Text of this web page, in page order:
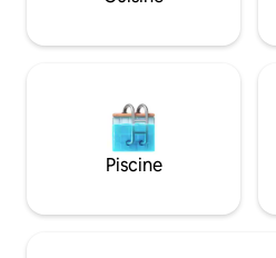
extérieure. 🌴 Toute question
Piscine